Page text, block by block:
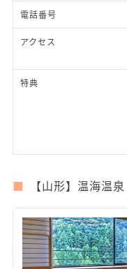
電話番号
アクセス
特典
【山形】温海温